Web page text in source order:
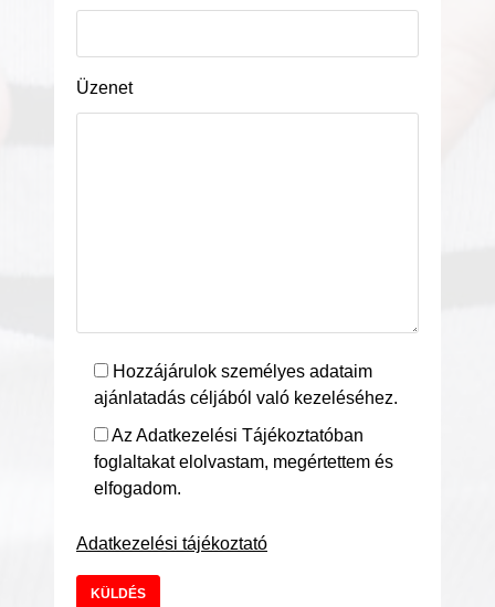
Üzenet
Hozzájárulok személyes adataim
ajánlatadás céljából való kezeléséhez.
Az Adatkezelési Tájékoztatóban
foglaltakat elolvastam, megértettem és
elfogadom.
Adatkezelési tájékoztató